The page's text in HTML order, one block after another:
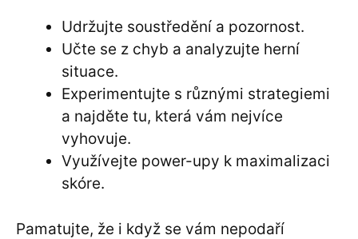
Udržujte soustředění a pozornost.
Učte se z chyb a analyzujte herní
situace.
Experimentujte s různými strategiemi
a najděte tu, která vám nejvíce
vyhovuje.
Využívejte power-upy k maximalizaci
skóre.
Pamatujte, že i když se vám nepodaří